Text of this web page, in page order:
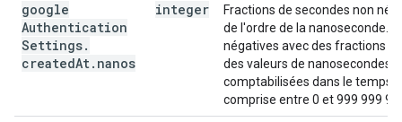
google
Authentication
Settings.
createdAt. nanos
integer
Fractions de secondes non
de l'ordre de la nanoseconde.
négatives avec des fractions
des valeurs de nanosecondes
comptabilisées dans le temps.
comprise entre 0 et 999 999